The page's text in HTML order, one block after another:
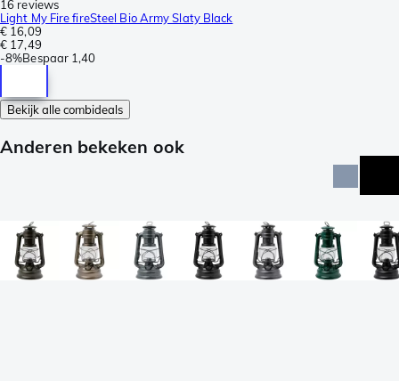
16 reviews
Light My Fire fireSteel Bio Army Slaty Black
€ 16,09
€ 17,49
-8%Bespaar 1,40
Bekijk alle combideals
Anderen bekeken ook